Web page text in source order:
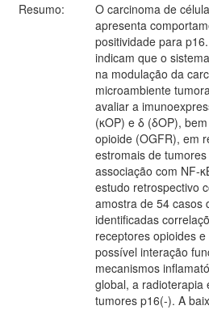
Resumo:
O carcinoma de
apresenta
positividade para
indicam que o
na modulação da
microambiente
avaliar a
(κOP) e δ (δOP),
opioide (OGFR), em
estromais de
associação com NF-
estudo retrospectivo
amostra de 54 casos
identificadas
receptores opioides
possível interação
mecanismos
global, a radioterapia
tumores p16(-). A